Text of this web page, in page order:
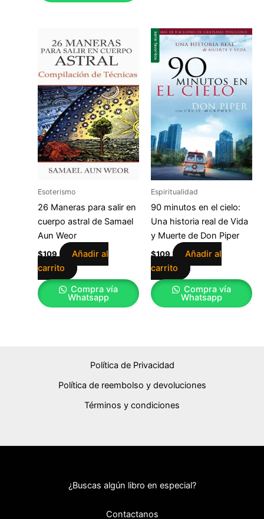
Esoterismo
26 Maneras para salir en
cuerpo astral de Samael
Aun Weor
$109
Añadir al
carrito
Compra vía
Whatsapp
Espiritualidad
90 minutos en el cielo:
Una historia real de Vida
y Muerte de Don Piper
$109
Añadir al
carrito
Compra vía
Whatsapp
Política de Privacidad
Política de reembolso y devoluciones
Términos y condiciones
¿Buscas algún libro en especial?
Contactanos